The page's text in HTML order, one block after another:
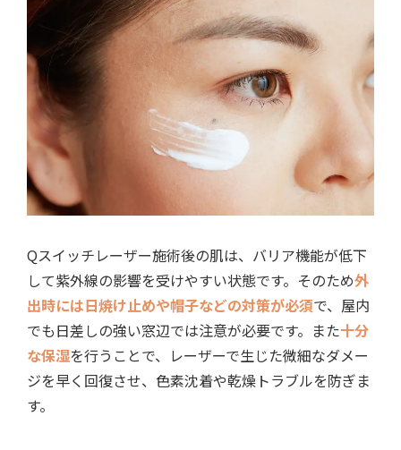
Qスイッチレーザー施術後の肌は、バリア機能が低下
して紫外線の影響を受けやすい状態です。そのため外
出時には日焼け止めや帽子などの対策が必須で、屋内
でも日差しの強い窓辺では注意が必要です。また十分
な保湿を行うことで、レーザーで生じた微細なダメー
ジを早く回復させ、色素沈着や乾燥トラブルを防ぎま
す。